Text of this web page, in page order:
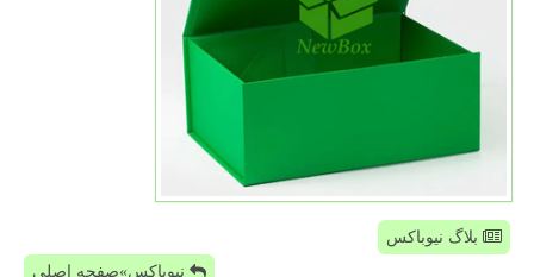
بلاگ نیوباکس
نیوباکس»صفحه اصلی